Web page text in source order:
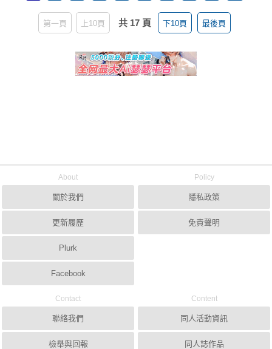
第一頁 上10頁 共 17 頁 下10頁 最後頁
About
關於我們
更新履歷
Plurk
Facebook
Policy
隱私政策
免責聲明
Contact
聯絡我們
檢舉與回報
Content
同人活動資訊
同人誌作品